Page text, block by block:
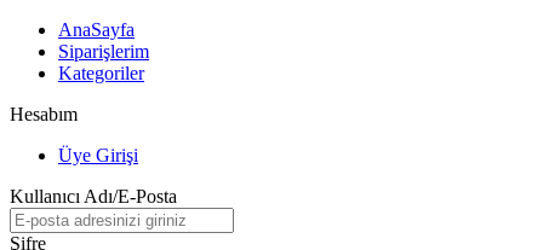
AnaSayfa
Siparişlerim
Kategoriler
Hesabım
Üye Girişi
Kullanıcı Adı/E-Posta
Şifre